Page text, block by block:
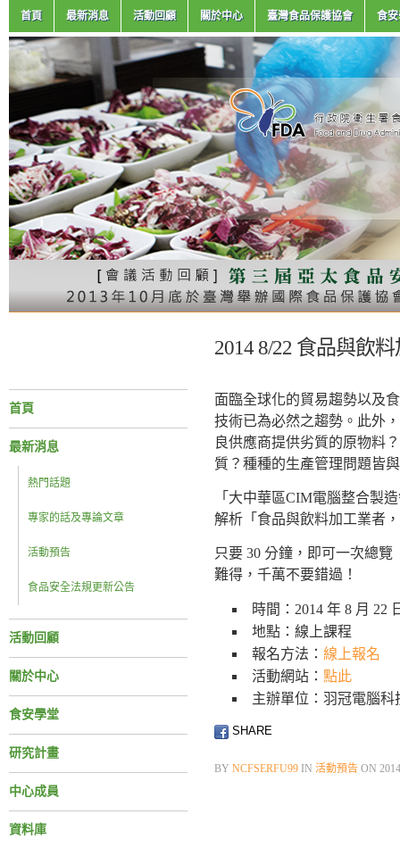
首頁 最新消息 活動回顧 關於中心 臺灣食品保護協會 食
2014 8/22 食品與飲
首頁
最新消息
熱門話題
專家的話及專論文章
活動預告
食品安全法規更新公告
活動回顧
關於中心
食安學堂
研究計畫
中心成員
資料庫
面臨全球化的貿易趨勢以及
技術已為必然之趨勢。此外
良供應商提供劣質的原物料
質？種種的生產管理問題皆
「大中華區CIM電腦整合製
解析「食品與飲料加工業者
只要 30 分鐘，即可一次總
難得，千萬不要錯過！
時間：2014 年 8 月 22
地點：線上課程
報名方法： 線上報名
活動網站： 點此
主辦單位：羽冠電腦科
SHARE
BY NCFSERFU99 IN 活動預告 ON